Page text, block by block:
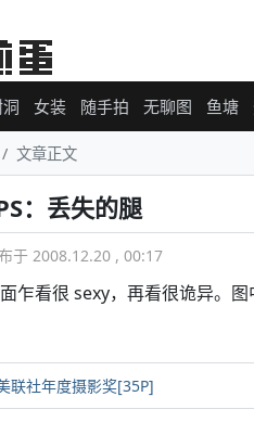
女装 随手拍 无聊图 鱼塘
文章正文
：丢失的腿
于 2008.12.20 , 00:17
乍看很 sexy，再看很诡异。
联社年度摄影奖[35P]